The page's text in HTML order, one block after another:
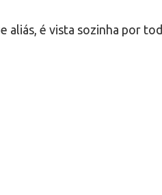
é vista sozinha por